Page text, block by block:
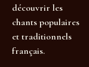
découvrir les
chants populaires
et traditionnels
français.